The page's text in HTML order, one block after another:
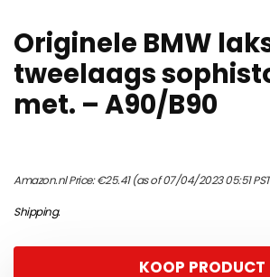
Originele BMW
tweelaags
met. – A90/B90
Amazon.nl Price:€25.41(as of 07/04/2023 05:51
Shipping.
KOOP PRODUCT